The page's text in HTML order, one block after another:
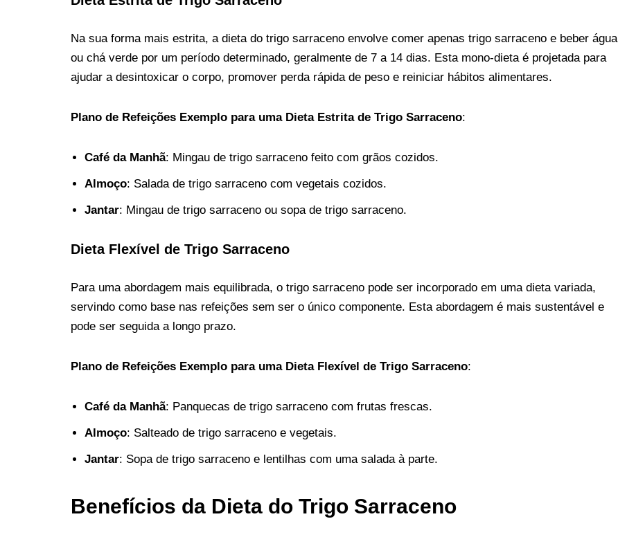
Na sua forma mais estrita, a dieta do trigo sarraceno envolve comer apenas trigo sarraceno e beber água
ou chá verde por um período determinado, geralmente de 7 a 14 dias. Esta mono-dieta é projetada para
ajudar a desintoxicar o corpo, promover perda rápida de peso e reiniciar hábitos alimentares.
Plano de Refeições Exemplo para uma Dieta Estrita de Trigo Sarraceno:
Café da Manhã: Mingau de trigo sarraceno feito com grãos cozidos.
Almoço: Salada de trigo sarraceno com vegetais cozidos.
Jantar: Mingau de trigo sarraceno ou sopa de trigo sarraceno.
Dieta Flexível de Trigo Sarraceno
Para uma abordagem mais equilibrada, o trigo sarraceno pode ser incorporado em uma dieta variada,
servindo como base nas refeições sem ser o único componente. Esta abordagem é mais sustentável e
pode ser seguida a longo prazo.
Plano de Refeições Exemplo para uma Dieta Flexível de Trigo Sarraceno:
Café da Manhã: Panquecas de trigo sarraceno com frutas frescas.
Almoço: Salteado de trigo sarraceno e vegetais.
Jantar: Sopa de trigo sarraceno e lentilhas com uma salada à parte.
Benefícios da Dieta do Trigo Sarraceno